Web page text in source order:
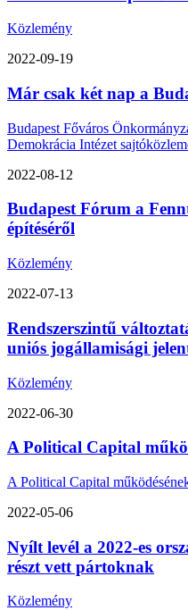
Közlemény
2022-09-19
Már csak két nap a
Budapest Főváros
Demokrácia Intézet
2022-08-12
Budapest Fórum a
építéséről
Közlemény
2022-07-13
Rendszerszintű
uniós jogállamisági
Közlemény
2022-06-30
A Political Capital
A Political Capital
2022-05-06
Nyílt levél a 2022-es
részt vett pártoknak
Közlemény